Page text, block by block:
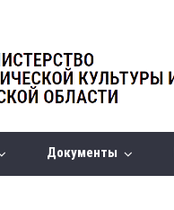
Документы